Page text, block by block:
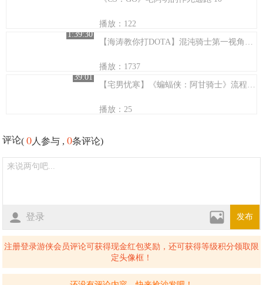
播放：122
1:39:30
【海涛教你打DOTA】混沌骑士第一视角解说
播放：1737
39:01
【宅男忧寒】《蝙蝠侠：阿甘骑士》流程攻略03
播放：25
评论(0 人参与 ,0条评论)
登录 发布
注册登录游侠会员评论可获得现金红包奖励，还可获得等级积分领取限
定头像框！